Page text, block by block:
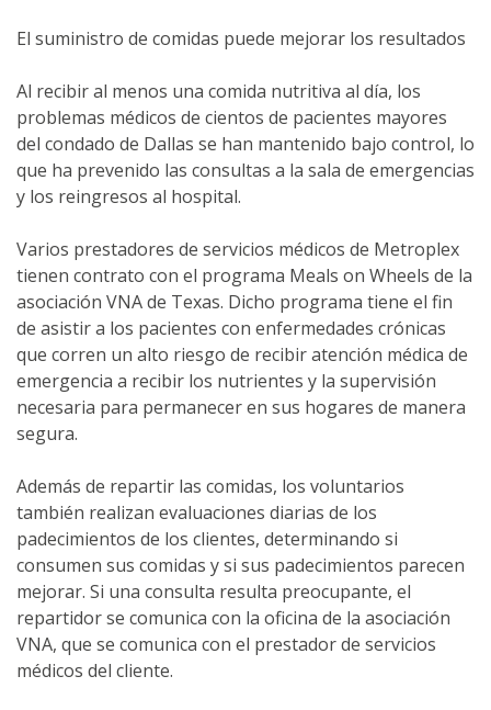
El suministro de comidas puede mejorar los resultados
Al recibir al menos una comida nutritiva al día, los
problemas médicos de cientos de pacientes mayores
del condado de Dallas se han mantenido bajo control, lo
que ha prevenido las consultas a la sala de emergencias
y los reingresos al hospital.
Varios prestadores de servicios médicos de Metroplex
tienen contrato con el programa Meals on Wheels de la
asociación VNA de Texas. Dicho programa tiene el fin
de asistir a los pacientes con enfermedades crónicas
que corren un alto riesgo de recibir atención médica de
emergencia a recibir los nutrientes y la supervisión
necesaria para permanecer en sus hogares de manera
segura.
Además de repartir las comidas, los voluntarios
también realizan evaluaciones diarias de los
padecimientos de los clientes, determinando si
consumen sus comidas y si sus padecimientos parecen
mejorar. Si una consulta resulta preocupante, el
repartidor se comunica con la oficina de la asociación
VNA, que se comunica con el prestador de servicios
médicos del cliente.